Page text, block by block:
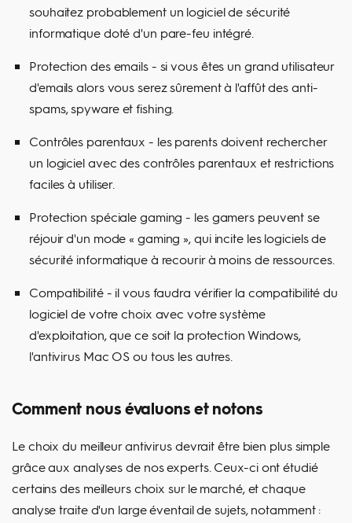
souhaitez probablement un logiciel de sécurité
informatique doté d'un pare-feu intégré.
Protection des emails - si vous êtes un grand utilisateur
d'emails alors vous serez sûrement à l'affût des anti-
spams, spyware et fishing.
Contrôles parentaux - les parents doivent rechercher
un logiciel avec des contrôles parentaux et restrictions
faciles à utiliser.
Protection spéciale gaming - les gamers peuvent se
réjouir d'un mode « gaming », qui incite les logiciels de
sécurité informatique à recourir à moins de ressources.
Compatibilité - il vous faudra vérifier la compatibilité du
logiciel de votre choix avec votre système
d'exploitation, que ce soit la protection Windows,
l'antivirus Mac OS ou tous les autres.
Comment nous évaluons et notons
Le choix du meilleur antivirus devrait être bien plus simple
grâce aux analyses de nos experts. Ceux-ci ont étudié
certains des meilleurs choix sur le marché, et chaque
analyse traite d'un large éventail de sujets, notamment :